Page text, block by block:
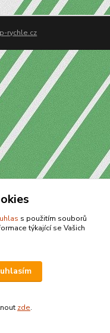
rychle.cz
s použitím souborů
týkající se Vašich
zde.